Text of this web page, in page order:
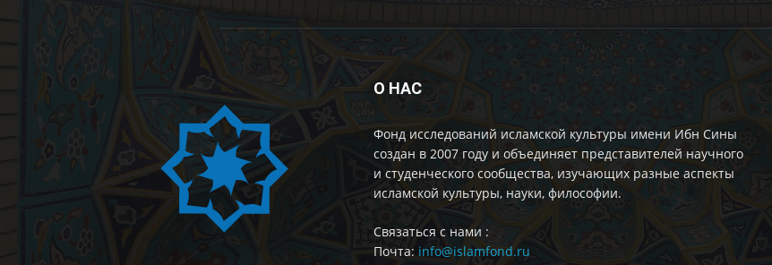
О НАС
Фонд исследований исламской культуры имени Ибн Сины
создан в 2007 году и объединяет представителей научного
и студенческого сообщества, изучающих разные аспекты
исламской культуры, науки, философии.
Cвязаться с нами :
Почта: info@islamfond.ru